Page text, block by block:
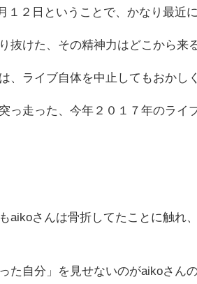
１２日ということで、かなり最近
抜けた、その精神力はどこから来
、ライブ自体を中止してもおかし
っ走った、今年２０１７年のライ
aikoさんは骨折してたことに触れ
た自分」を見せないのがaikoさん